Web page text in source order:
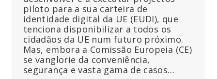
piloto para a sua carteira de
identidade digital da UE (EUDI), que
tenciona disponibilizar a todos os
cidadãos da UE num futuro próximo.
Mas, embora a Comissão Europeia (CE)
se vanglorie da conveniência,
segurança e vasta gama de casos…